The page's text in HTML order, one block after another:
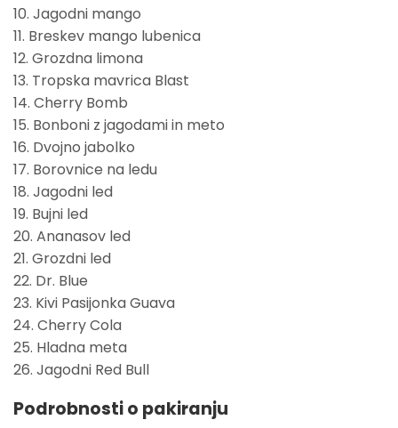
10. Jagodni mango
11. Breskev mango lubenica
12. Grozdna limona
13. Tropska mavrica Blast
14. Cherry Bomb
15. Bonboni z jagodami in meto
16. Dvojno jabolko
17. Borovnice na ledu
18. Jagodni led
19. Bujni led
20. Ananasov led
21. Grozdni led
22. Dr. Blue
23. Kivi Pasijonka Guava
24. Cherry Cola
25. Hladna meta
26. Jagodni Red Bull
Podrobnosti o pakiranju